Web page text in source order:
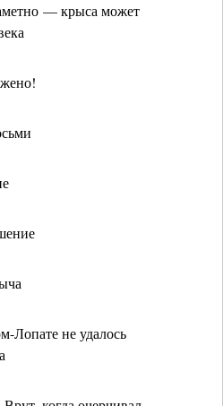
— крыса может
Лопате не удалось